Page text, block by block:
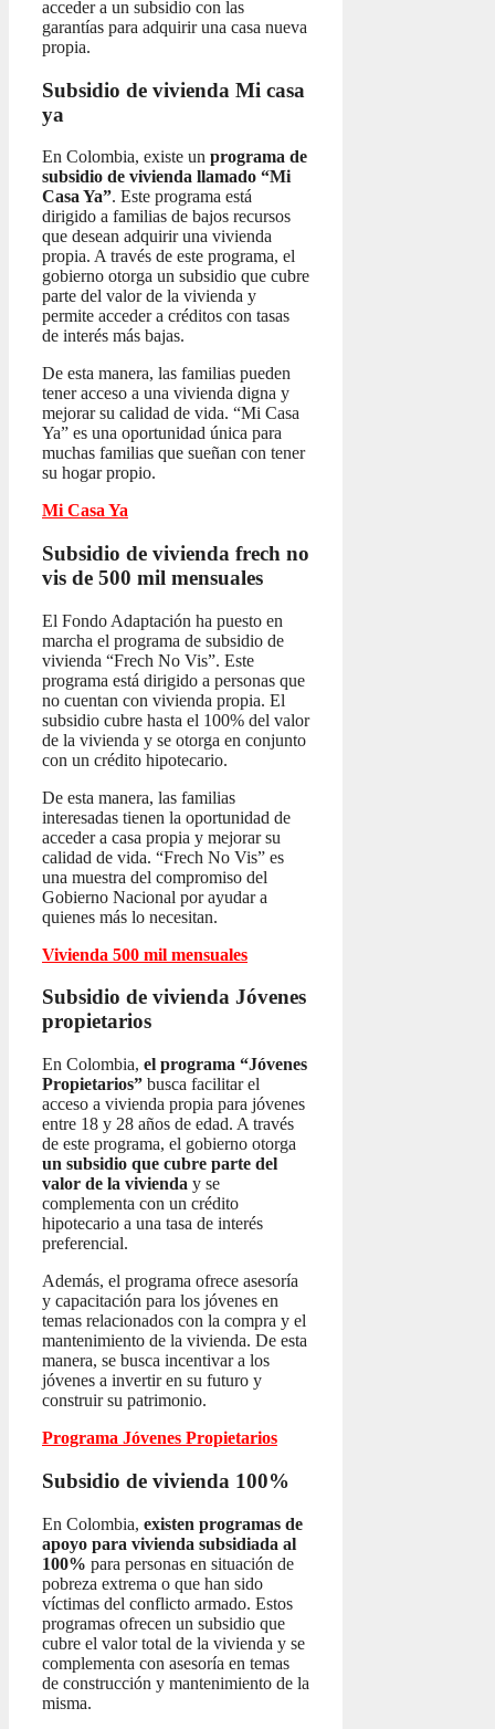
acceder a un subsidio con las
garantías para adquirir una casa nueva
propia.
Subsidio de vivienda Mi casa
ya
En Colombia, existe un programa de
subsidio de vivienda llamado “Mi
Casa Ya”. Este programa está
dirigido a familias de bajos recursos
que desean adquirir una vivienda
propia. A través de este programa, el
gobierno otorga un subsidio que cubre
parte del valor de la vivienda y
permite acceder a créditos con tasas
de interés más bajas.
De esta manera, las familias pueden
tener acceso a una vivienda digna y
mejorar su calidad de vida. “Mi Casa
Ya” es una oportunidad única para
muchas familias que sueñan con tener
su hogar propio.
Mi Casa Ya
Subsidio de vivienda frech no
vis de 500 mil mensuales
El Fondo Adaptación ha puesto en
marcha el programa de subsidio de
vivienda “Frech No Vis”. Este
programa está dirigido a personas que
no cuentan con vivienda propia. El
subsidio cubre hasta el 100% del valor
de la vivienda y se otorga en conjunto
con un crédito hipotecario.
De esta manera, las familias
interesadas tienen la oportunidad de
acceder a casa propia y mejorar su
calidad de vida. “Frech No Vis” es
una muestra del compromiso del
Gobierno Nacional por ayudar a
quienes más lo necesitan.
Vivienda 500 mil mensuales
Subsidio de vivienda Jóvenes
propietarios
En Colombia, el programa “Jóvenes
Propietarios” busca facilitar el
acceso a vivienda propia para jóvenes
entre 18 y 28 años de edad. A través
de este programa, el gobierno otorga
un subsidio que cubre parte del
valor de la vivienda y se
complementa con un crédito
hipotecario a una tasa de interés
preferencial.
Además, el programa ofrece asesoría
y capacitación para los jóvenes en
temas relacionados con la compra y el
mantenimiento de la vivienda. De esta
manera, se busca incentivar a los
jóvenes a invertir en su futuro y
construir su patrimonio.
Programa Jóvenes Propietarios
Subsidio de vivienda 100%
En Colombia, existen programas de
apoyo para vivienda subsidiada al
100% para personas en situación de
pobreza extrema o que han sido
víctimas del conflicto armado. Estos
programas ofrecen un subsidio que
cubre el valor total de la vivienda y se
complementa con asesoría en temas
de construcción y mantenimiento de la
misma.